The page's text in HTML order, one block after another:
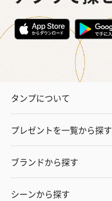
タンプについて
プレゼントを一覧から探す
ブランドから探す
シーンから探す